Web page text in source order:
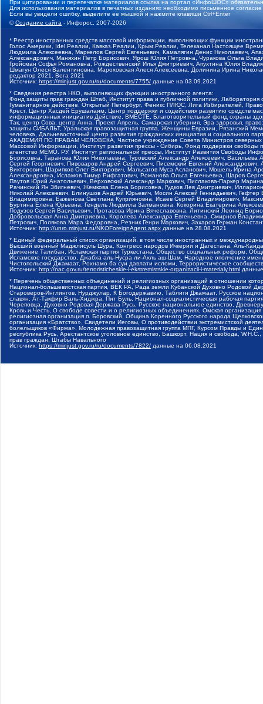
При цитировании и перепечатке материалов ссылка на портал «ИнфоШОС»
Для использования материалов в печатных изданиях необходимо письменное
Если вы увидели ошибку, выделите ее мышкой и нажмите клавиши Ctrl+Enter
©Создание сайта - Инфорос, 2007-2026
* Реестр иностранных средств массовой информации, выполняющих функции
Голос Америки, Idel.Реалии, Кавказ.Реалии, Крым.Реалии, Телеканал Настоящее
Людмила Алексеевна, Маркелов Сергей Евгеньевич, Камалягин Денис Николаевич,
Александрович, Маняхин Петр Борисович, Ярош Юлия Петровна, Чуракова Ольга
Гройсман Софья Романовна, Рождественский Илья Дмитриевич, Апухтина Юлия
Шмагун Олеся Валентиновна, Мароховская Алеся Алексеевна, Долинина Ирина
редактор 2021, Вега 2021
Источник: https://minjust.gov.ru/ru/documents/7755/ данные на 03.09.2021
* Сведения реестра НКО, выполняющих функции иностранного агента:
Фонд защиты прав граждан Штаб, Институт права и публичной политики,
Гуманитарное действие, Открытый Петербург, Феникс ПЛЮС, Лига Избирателей,
Крест, Центр Хасдей Ерушалаим, Центр поддержки и содействия развитию средств
информационных инициатив Действие, ВМЕСТЕ, Благотворительный фонд охраны
Так, центр Сова, центр Анна, Проект Апрель, Самарская губерния, Эра здоровья,
защиты СИБАЛЬТ, Уральская правозащитная группа, Женщины Евразии, Рязанский
человека, Дальневосточный центр развития гражданских инициатив и социального
АКАДЕМИЯ ПО ПРАВАМ ЧЕЛОВЕКА, Частное учреждение Совета Министров северных
Массовой Информации, Институт развития прессы - Сибирь, Фонд поддержки
агентство МЕМО. РУ, Институт региональной прессы, Институт Развития Свободы
Борисовна, Таранова Юлия Николаевна, Туровский Александр Алексеевич,
Сергей Георгиевич, Пивоваров Андрей Сергеевич, Писемский Евгений
Викторович, Шарипков Олег Викторович, Мальсагов Муса Асланович, Мошель Ирина
Александровна, Исламов Тимур Рифгатович, Романова Ольга Евгеньевна, Щаров
Паутов Юрий Анатольевич, Верховский Александр Маркович, Пислакова-Паркер
Рачинский Ян Збигневич, Жемкова Елена Борисовна, Гудков Лев Дмитриевич,
Николай Алексеевич, Блинушов Андрей Юрьевич, Мосин Алексей Геннадьевич,
Владимировна, Баженова Светлана Куприяновна, Исаев Сергей Владимирович,
Буртина Елена Юрьевна, Гендель Людмила Залмановна, Кокорина Екатерина
Подузов Сергей Васильевич, Протасова Ирина Вячеславовна, Литинский Леонид
Добровольская Анна Дмитриевна, Королева Александра Евгеньевна, Смирнов
Петрович, Полякова Мара Федоровна, Резник Генри Маркович, Захаров Герман
Источник: http://unro.minjust.ru/NKOForeignAgent.aspx данные на 28.08.2021
* Единый федеральный список организаций, в том числе иностранных и
Высший военный Маджлисуль Шура, Конгресс народов Ичкерии и Дагестана, Аль-
Движение Талибан, Исламская партия Туркестана, Общество социальных реформ,
Исламское государство, Джабха аль-Нусра ли-Ахль аш-Шам, Народное ополчение
Чистопольский Джамаат, Рохнамо ба суи давлати исломи, Террористическое
Источник: http://nac.gov.ru/terroristicheskie-i-ekstremistskie-organizacii-i-materialy.html
* Перечень общественных объединений и религиозных организаций в отношении
Национал-большевистская партия, ВЕК РА, Рада земли Кубанской Духовно Родовой
Староверов-Инглингов, Нурджулар, К Богодержавию, Таблиги Джамаат, Русское
славян, Ат-Такфир Валь-Хиджра, Пит Буль, Национал-социалистическая рабочая
Череповца, Духовно-Родовая Держава Русь, Русское национальное единство,
Кровь и Честь, О свободе совести и о религиозных объединениях, Омская
религиозная организация п. Боровский, Община Коренного Русского народа
организация «Братство», Свидетели Иеговы, О противодействии экстремистской
болельщиков «Фирма», Молодежная правозащитная группа МПГ, Курсом Правды и
республика Русь, Арестантское уголовное единство, Башкорт, Нация и свобода,
прав граждан, Штабы Навального
Источник: https://minjust.gov.ru/ru/documents/7822/ данные на 06.08.2021